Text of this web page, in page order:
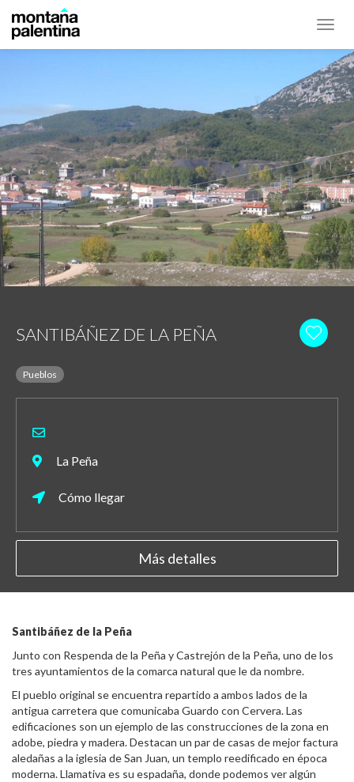
SANTIBÁÑEZ DE LA PEÑA
Pueblos
La Peña
Cómo llegar
Más detalles
Santibáñez de la Peña
Junto con Respenda de la Peña y Castrejón de la Peña, uno de los
tres ayuntamientos de la comarca natural que le da nombre.
El pueblo original se encuentra repartido a ambos lados de la
antigua carretera que comunicaba Guardo con Cervera. Las
edificaciones son un ejemplo de las construcciones de la zona en
adobe, piedra y madera. Destacan un par de casas de mejor factura
aledañas a la iglesia de San Juan, un templo reedificado en época
moderna. Llamativa es su espadaña, donde podemos ver algún